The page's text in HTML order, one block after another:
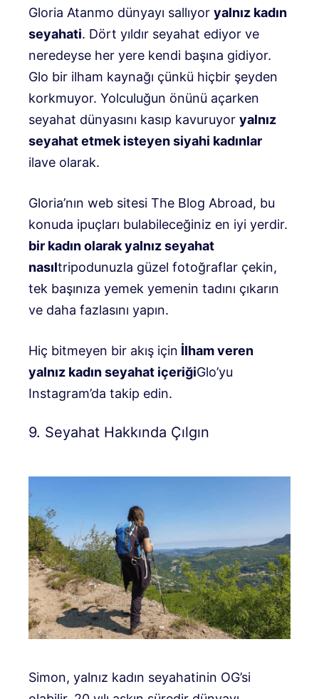
Gloria Atanmo dünyayı sallıyor yalnız kadın
seyahati. Dört yıldır seyahat ediyor ve
neredeyse her yere kendi başına gidiyor.
Glo bir ilham kaynağı çünkü hiçbir şeyden
korkmuyor. Yolculuğun önünü açarken
seyahat dünyasını kasıp kavuruyor yalnız
seyahat etmek isteyen siyahi kadınlar
ilave olarak.
Gloria’nın web sitesi The Blog Abroad, bu
konuda ipuçları bulabileceğiniz en iyi yerdir.
bir kadın olarak yalnız seyahat
nasıltripodunuzla güzel fotoğraflar çekin,
tek başınıza yemek yemenin tadını çıkarın
ve daha fazlasını yapın.
Hiç bitmeyen bir akış için İlham veren
yalnız kadın seyahat içeriğiGlo’yu
Instagram’da takip edin.
9. Seyahat Hakkında Çılgın
Simon, yalnız kadın seyahatinin OG’si